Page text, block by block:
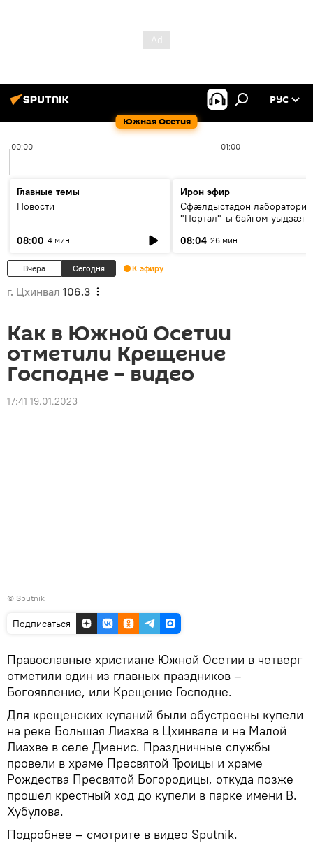
Южная Осетия
РУС
00:00 01:00
Главные темы
Новости
08:00 4 мин
Ирон эфир
Сфæлдыстадон лаборатори
"Портал"-ы байгом уыдзæн
Æхсары куыстыты равдыст
08:04 26 мин
Вчера Сегодня К эфиру
г. Цхинвал 106.3
Как в Южной Осетии
отметили Крещение
Господне – видео
17:41 19.01.2023
© Sputnik
Подписаться
Православные христиане Южной Осетии в четверг
отметили один из главных праздников –
Богоявление, или Крещение Господне.
Для крещенских купаний были обустроены купели
на реке Большая Лиахва в Цхинвале и на Малой
Лиахве в селе Дменис. Праздничные службы
провели в храме Пресвятой Троицы и храме
Рождества Пресвятой Богородицы, откуда позже
прошел крестный ход до купели в парке имени В.
Хубулова.
Подробнее – смотрите в видео Sputnik.